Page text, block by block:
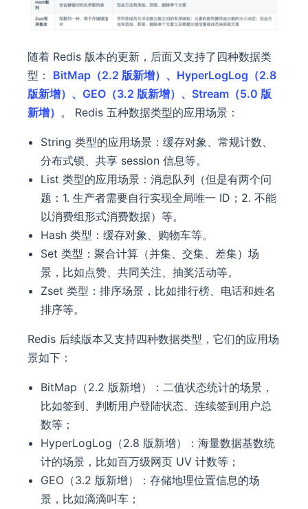
随着 Redis 版本的更新，后面又支持了四种数据类
型： BitMap（2.2 版新增）、HyperLogLog（2.8
版新增）、GEO（3.2 版新增）、Stream（5.0 版
新增） 。 Redis 五种数据类型的应用场景：
String 类型的应用场景：缓存对象、常规计数、
分布式锁、共享 session 信息等。
List 类型的应用场景：消息队列（但是有两个问
题：1. 生产者需要自行实现全局唯一 ID；2. 不能
以消费组形式消费数据）等。
Hash 类型：缓存对象、购物车等。
Set 类型：聚合计算（并集、交集、差集）场
景，比如点赞、共同关注、抽奖活动等。
Zset 类型：排序场景，比如排行榜、电话和姓名
排序等。
Redis 后续版本又支持四种数据类型，它们的应用场
景如下：
BitMap（2.2 版新增）：二值状态统计的场景，
比如签到、判断用户登陆状态、连续签到用户总
数等；
HyperLogLog（2.8 版新增）：海量数据基数统
计的场景，比如百万级网页 UV 计数等；
GEO（3.2 版新增）：存储地理位置信息的场
景，比如滴滴叫车；